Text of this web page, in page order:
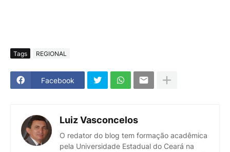
Tags REGIONAL
Facebook
Luiz Vasconcelos
O redator do blog tem formação acadêmica
pela Universidade Estadual do Ceará na